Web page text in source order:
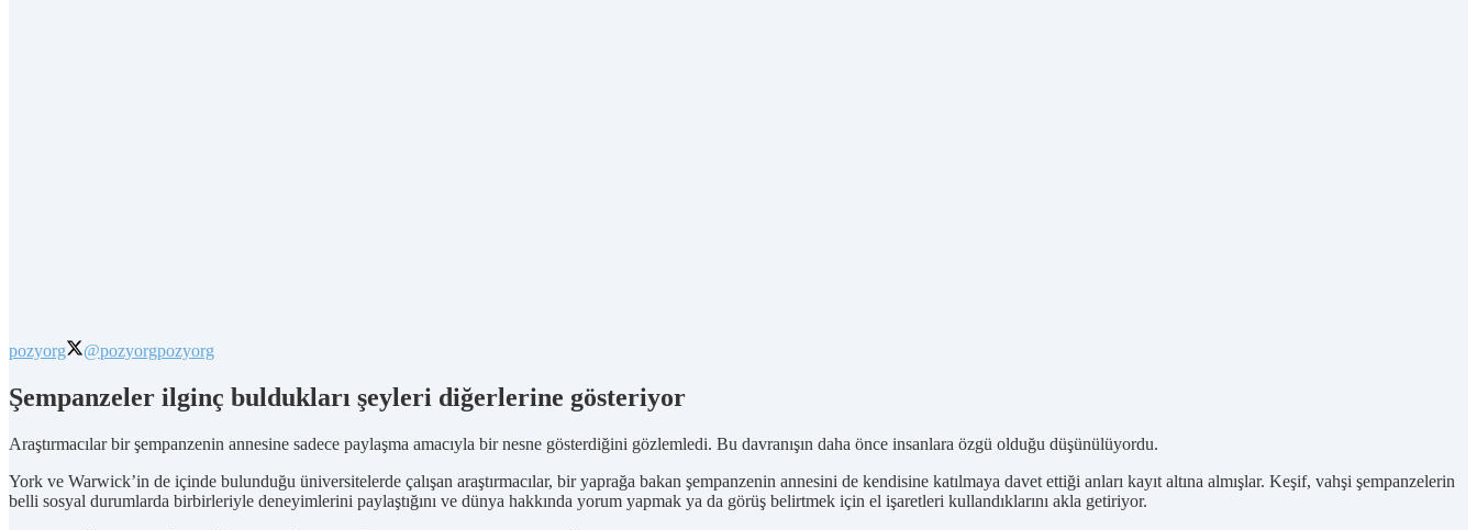
pozyorg @pozyorgpozyorg
Şempanzeler ilginç buldukları şeyleri diğerlerine gösteriyor
Araştırmacılar bir şempanzenin annesine sadece paylaşma amacıyla bir nesne gösterdiğini gözlemledi. Bu davranışın daha önce insanlara özgü olduğu düşünülüyordu.
York ve Warwick’in de içinde bulunduğu üniversitelerde çalışan araştırmacılar, bir yaprağa bakan şempanzenin annesini de kendisine katılmaya davet ettiği anları kayıt altına almışlar. Keşif, vahşi şempanzelerin
belli sosyal durumlarda birbirleriyle deneyimlerini paylaştığını ve dünya hakkında yorum yapmak ya da görüş belirtmek için el işaretleri kullandıklarını akla getiriyor.